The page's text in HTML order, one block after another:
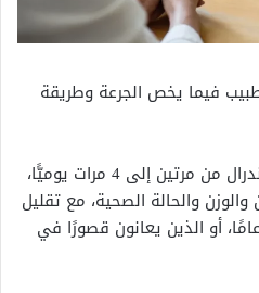
فيما يخص الجرعة وطريقة
عادة ما ينصح الطبيب بتناول اندرال من مرتين إلى 4 مرات يوميًّا،
والحالة الصحية، مع تقليل
الجرعات للمرضى الأكبر من 65 عامًا، أو الذين يعانون قصورًا في